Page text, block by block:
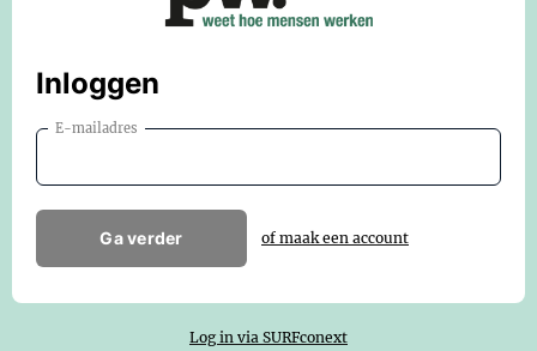
Inloggen
E-mailadres
Ga verder of maak een account
Log in via SURFconext